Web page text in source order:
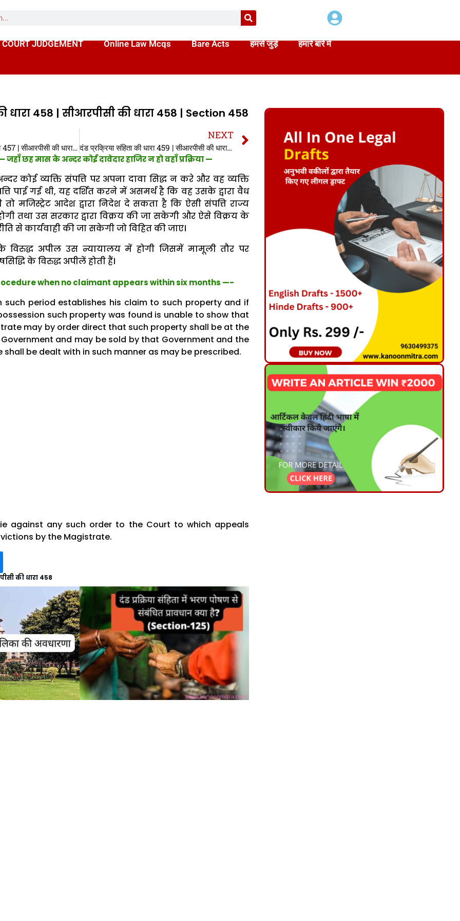
JUDGEMENT Online Law Mcqs Bare Acts हमसे जुड़े हमारे बारे में
धारा 458 | सीआरपीसी की धारा 458 | Section 458
दंड प्रक्रिया संहिता की धारा 457 | सीआरपीसी की धारा 457 | Section 457 CrPC in hindi
NEXT
दंड प्रक्रिया संहिता की धारा 459 | सीआरपीसी की धारा 459 | Section 459 CrPC in hindi
छह मास के अन्दर कोई दावेदार हाजिर न हो वहाँ प्रक्रिया —
कोई व्यक्ति संपत्ति पर अपना दावा सिद्ध न करे और वह व्यक्ति
पाई गई थी, यह दर्शित करने में असमर्थ है कि वह उसके द्वारा वैध
मजिस्ट्रेट आदेश द्वारा निदेश दे सकता है कि ऐसी संपत्ति राज्य
तथा उस सरकार द्वारा विक्रय की जा सकेगी और ऐसे विक्रय के
से कार्यवाही की जा सकेगी जो विहित की जाए।
अपील उस न्यायालय में होगी जिसमें मामूली तौर पर
के विरुद्ध अपीलें होती हैं।
when no claimant appears within six months —-
such period establishes his claim to such property and if
such property was found is unable to show that
may by order direct that such property shall be at the
and may be sold by that Government and the
be dealt with in such manner as may be prescribed.
against any such order to the Court to which appeals
by the Magistrate.
की धारा 458